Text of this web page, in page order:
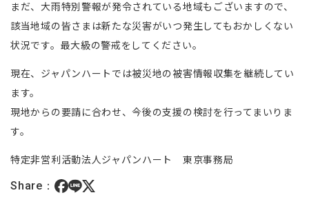
まだ、大雨特別警報が発令されている地域もございますので、
該当地域の皆さまは新たな災害がいつ発生してもおかしくない
状況です。最大級の警戒をしてください。
現在、ジャパンハートでは被災地の被害情報収集を継続してい
ます。
​現地からの要請に合わせ、今後の支援の検討を行ってまいりま
す。
特定非営利活動法人ジャパンハート 東京事務局
Share：